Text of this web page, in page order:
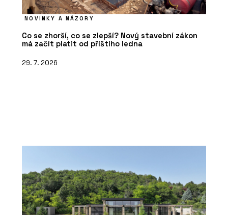
NOVINKY A NÁZORY
Co se zhorší, co se zlepší? Nový stavební zákon
má začít platit od příštího ledna
29. 7. 2026